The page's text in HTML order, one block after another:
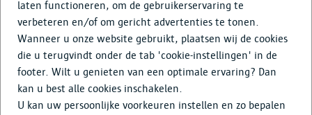
Over
Tijdlijn
Doe mee
Media & Nieuws
laten functioneren, om de gebruikerservaring te
verbeteren en/of om gericht advertenties te tonen.
Wanneer u onze website gebruikt, plaatsen wij de cookies
die u terugvindt onder de tab 'cookie-instellingen' in de
footer. Wilt u genieten van een optimale ervaring? Dan
kan u best alle cookies inschakelen.
U kan uw persoonlijke voorkeuren instellen en zo bepalen